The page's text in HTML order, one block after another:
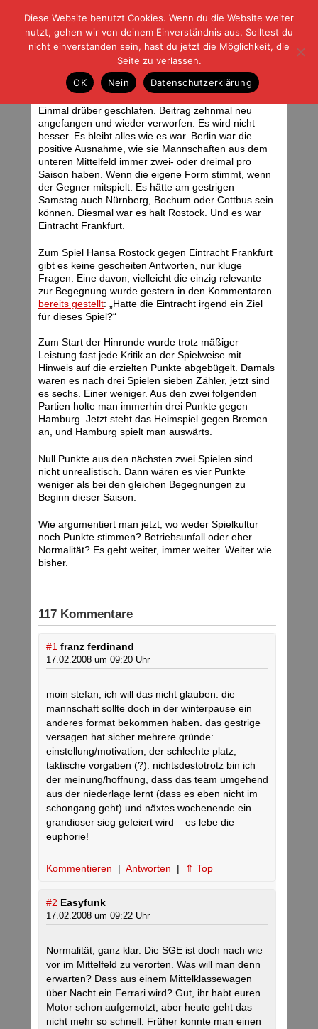
| | |BLOG-GFußball und der Rest
HOME|REGELN|IMPRESSUM |DATENSCHUTZ
Zurück im Leben
Sonntag, 17.02.08 | 08:50 Uhr
Einmal drüber geschlafen. Beitrag zehnmal neu
angefangen und wieder verworfen. Es wird nicht
besser. Es bleibt alles wie es war. Berlin war die
positive Ausnahme, wie sie Mannschaften aus dem
unteren Mittelfeld immer zwei- oder dreimal pro
Saison haben. Wenn die eigene Form stimmt, wenn
der Gegner mitspielt. Es hätte am gestrigen
Samstag auch Nürnberg, Bochum oder Cottbus sein
können. Diesmal war es halt Rostock. Und es war
Eintracht Frankfurt.
Zum Spiel Hansa Rostock gegen Eintracht Frankfurt
gibt es keine gescheiten Antworten, nur kluge
Fragen. Eine davon, vielleicht die einzig relevante
zur Begegnung wurde gestern in den Kommentaren
bereits gestellt: „Hatte die Eintracht irgend ein Ziel
für dieses Spiel?“
Zum Start der Hinrunde wurde trotz mäßiger
Leistung fast jede Kritik an der Spielweise mit
Hinweis auf die erzielten Punkte abgebügelt. Damals
waren es nach drei Spielen sieben Zähler, jetzt sind
es sechs. Einer weniger. Aus den zwei folgenden
Partien holte man immerhin drei Punkte gegen
Hamburg. Jetzt steht das Heimspiel gegen Bremen
an, und Hamburg spielt man auswärts.
Null Punkte aus den nächsten zwei Spielen sind
nicht unrealistisch. Dann wären es vier Punkte
weniger als bei den gleichen Begegnungen zu
Beginn dieser Saison.
Wie argumentiert man jetzt, wo weder Spielkultur
noch Punkte stimmen? Betriebsunfall oder eher
Normalität? Es geht weiter, immer weiter. Weiter wie
bisher.
117 Kommentare
#1 franz ferdinand
17.02.2008 um 09:20 Uhr
moin stefan, ich will das nicht glauben. die
mannschaft sollte doch in der winterpause ein
anderes format bekommen haben. das gestrige
versagen hat sicher mehrere gründe:
einstellung/motivation, der schlechte platz,
taktische vorgaben (?). nichtsdestotrotz bin ich
der meinung/hoffnung, dass das team umgehend
aus der niederlage lernt (dass es eben nicht im
schongang geht) und näxtes wochenende ein
grandioser sieg gefeiert wird – es lebe die
euphorie!
Kommentieren | Antworten | ⇑ Top
#2 Easyfunk
17.02.2008 um 09:22 Uhr
Normalität, ganz klar. Die SGE ist doch nach wie
vor im Mittelfeld zu verorten. Was will man denn
erwarten? Dass aus einem Mittelklassewagen
über Nacht ein Ferrari wird? Gut, ihr habt euren
Motor schon aufgemotzt, aber heute geht das
nicht mehr so schnell. Früher konnte man einen
Diese Website benutzt Cookies. Wenn du die Website weiter
nutzt, gehen wir von deinem Einverständnis aus. Solltest du
nicht einverstanden sein, hast du jetzt die Möglichkeit, die
Seite zu verlassen.
OK
Nein Datenschutzerklärung